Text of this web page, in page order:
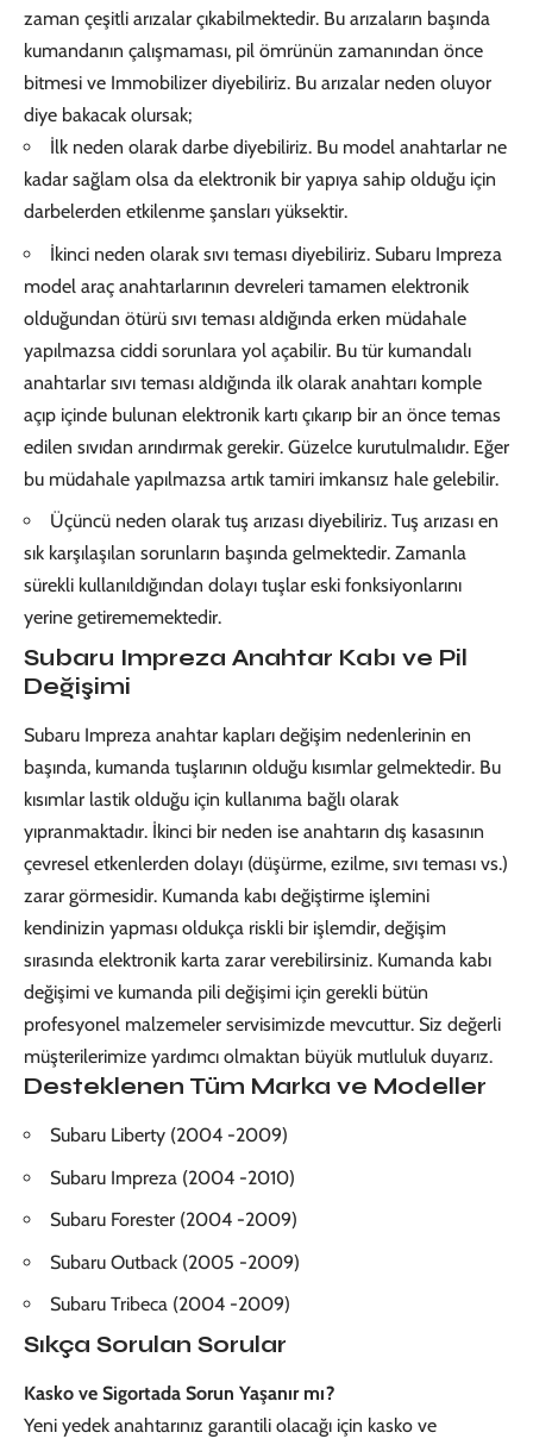
zaman çeşitli arızalar çıkabilmektedir. Bu arızaların başında
kumandanın çalışmaması, pil ömrünün zamanından önce
bitmesi ve Immobilizer diyebiliriz. Bu arızalar neden oluyor
diye bakacak olursak;
İlk neden olarak darbe diyebiliriz. Bu model anahtarlar ne
kadar sağlam olsa da elektronik bir yapıya sahip olduğu için
darbelerden etkilenme şansları yüksektir.
İkinci neden olarak sıvı teması diyebiliriz. Subaru Impreza
model araç anahtarlarının devreleri tamamen elektronik
olduğundan ötürü sıvı teması aldığında erken müdahale
yapılmazsa ciddi sorunlara yol açabilir. Bu tür kumandalı
anahtarlar sıvı teması aldığında ilk olarak anahtarı komple
açıp içinde bulunan elektronik kartı çıkarıp bir an önce temas
edilen sıvıdan arındırmak gerekir. Güzelce kurutulmalıdır. Eğer
bu müdahale yapılmazsa artık tamiri imkansız hale gelebilir.
Üçüncü neden olarak tuş arızası diyebiliriz. Tuş arızası en
sık karşılaşılan sorunların başında gelmektedir. Zamanla
sürekli kullanıldığından dolayı tuşlar eski fonksiyonlarını
yerine getirememektedir.
Subaru Impreza Anahtar Kabı ve Pil
Değişimi
Subaru Impreza anahtar kapları değişim nedenlerinin en
başında, kumanda tuşlarının olduğu kısımlar gelmektedir. Bu
kısımlar lastik olduğu için kullanıma bağlı olarak
yıpranmaktadır. İkinci bir neden ise anahtarın dış kasasının
çevresel etkenlerden dolayı (düşürme, ezilme, sıvı teması vs.)
zarar görmesidir. Kumanda kabı değiştirme işlemini
kendinizin yapması oldukça riskli bir işlemdir, değişim
sırasında elektronik karta zarar verebilirsiniz. Kumanda kabı
değişimi ve kumanda pili değişimi için gerekli bütün
profesyonel malzemeler servisimizde mevcuttur. Siz değerli
müşterilerimize yardımcı olmaktan büyük mutluluk duyarız.
Desteklenen Tüm Marka ve Modeller
Subaru Liberty (2004 -2009)
Subaru Impreza (2004 -2010)
Subaru Forester (2004 -2009)
Subaru Outback (2005 -2009)
Subaru Tribeca (2004 -2009)
Sıkça Sorulan Sorular
Kasko ve Sigortada Sorun Yaşanır mı?
Yeni yedek anahtarınız garantili olacağı için kasko ve